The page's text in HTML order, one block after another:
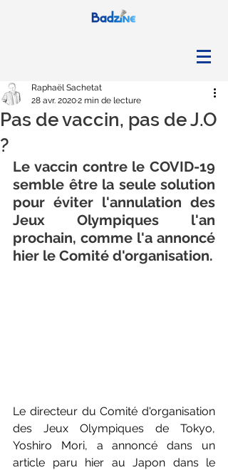
Pas de vaccin, pas de J.O
?
Raphaël Sachetat
28 avr. 20202 min de lecture
Le vaccin contre le COVID-19
semble être la seule solution
pour éviter l'annulation des
Jeux Olympiques l'an
prochain, comme l'a annoncé
hier le Comité d'organisation.
Le directeur du Comité d'organisation
des Jeux Olympiques de Tokyo,
Yoshiro Mori, a annoncé dans un
article paru hier au Japon dans le